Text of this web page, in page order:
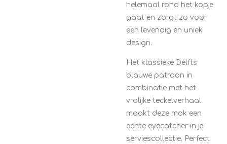
helemaal rond het kopje
gaat en zorgt zo voor
een levendig en uniek
design.
Het klassieke Delfts
blauwe patroon in
combinatie met het
vrolijke teckelverhaal
maakt deze mok een
echte eyecatcher in je
serviescollectie. Perfect